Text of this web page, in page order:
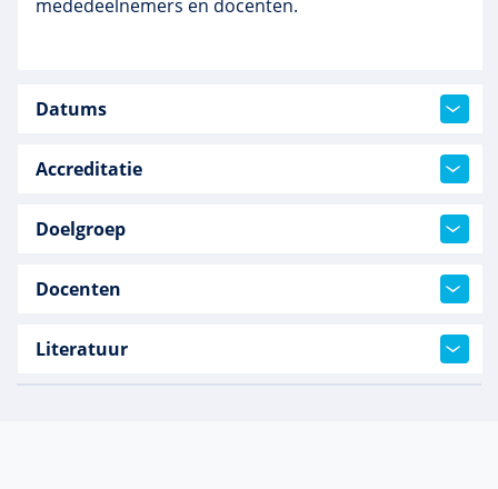
mededeelnemers en docenten.
Datums
Accreditatie
Doelgroep
Docenten
Literatuur